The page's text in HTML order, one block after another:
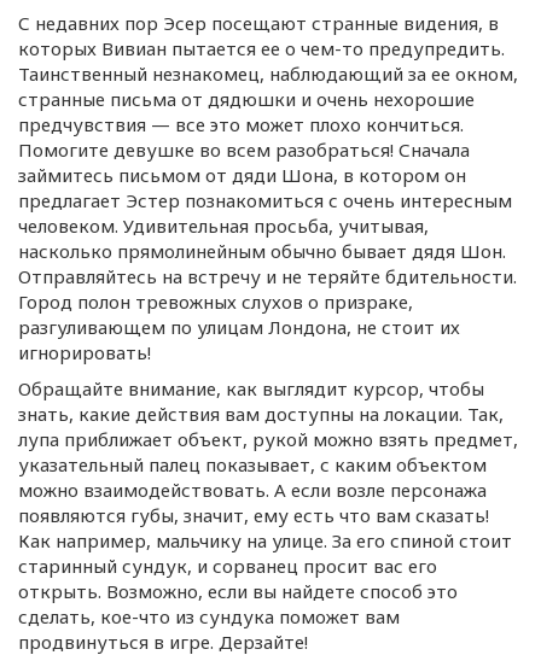
С недавних пор Эсер посещают странные видения, в
которых Вивиан пытается ее о чем-то предупредить.
Таинственный незнакомец, наблюдающий за ее окном,
странные письма от дядюшки и очень нехорошие
предчувствия — все это может плохо кончиться.
Помогите девушке во всем разобраться! Сначала
займитесь письмом от дяди Шона, в котором он
предлагает Эстер познакомиться с очень интересным
человеком. Удивительная просьба, учитывая,
насколько прямолинейным обычно бывает дядя Шон.
Отправляйтесь на встречу и не теряйте бдительности.
Город полон тревожных слухов о призраке,
разгуливающем по улицам Лондона, не стоит их
игнорировать!
Обращайте внимание, как выглядит курсор, чтобы
знать, какие действия вам доступны на локации. Так,
лупа приближает объект, рукой можно взять предмет,
указательный палец показывает, с каким объектом
можно взаимодействовать. А если возле персонажа
появляются губы, значит, ему есть что вам сказать!
Как например, мальчику на улице. За его спиной стоит
старинный сундук, и сорванец просит вас его
открыть. Возможно, если вы найдете способ это
сделать, кое-что из сундука поможет вам
продвинуться в игре. Дерзайте!